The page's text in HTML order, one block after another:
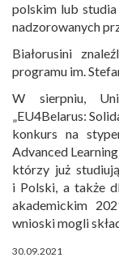
polskim lub
nadzorowanych
Białorusini
programu im.
W sierpniu,
„EU4Belarus:
konkurs na
Advanced
którzy już
i Polski, a także
akademickim
wnioski mogli
30.09.2021